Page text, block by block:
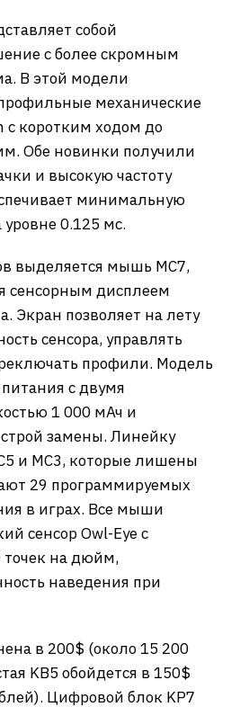
собой
с более скромным
В этой модели
механические
с коротким ходом до
Обе новинки получили
и высокую частоту
минимальную
0.125 мс.
выделяется мышь MC7,
сенсорным дисплеем
Экран позволяет на лету
сенсора, управлять
профили. Модель
с двумя
1 000 мАч и
замены. Линейку
и MC3, которые лишены
29 программируемых
в играх. Все мыши
сенсор Owl-Eye с
на дюйм,
наведения при
в 200$ (около 15 200
KB5 обойдется в 150$
Цифровой блок KP7